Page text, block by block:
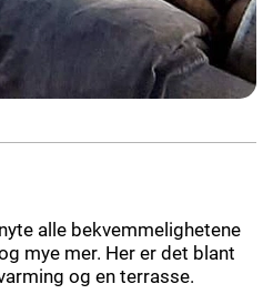
alle bekvemmelighetene
mye mer. Her er det blant
og en terrasse.